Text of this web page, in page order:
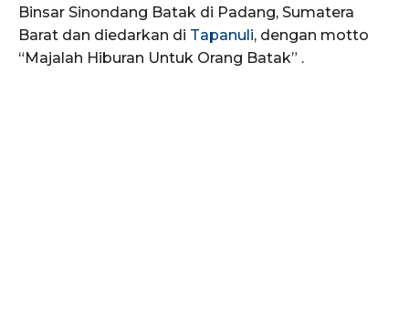
Binsar Sinondang Batak di Padang, Sumatera
Barat dan diedarkan di Tapanuli, dengan motto
“Majalah Hiburan Untuk Orang Batak” .